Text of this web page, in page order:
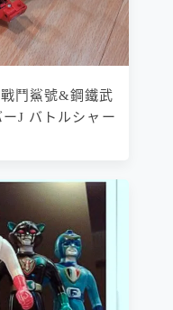
鬥鯊號&鋼鐵武
J バトルシャー